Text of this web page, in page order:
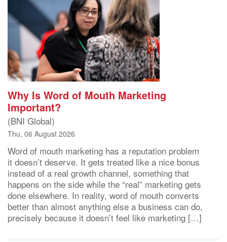
Why Is Word of Mouth Marketing
Important?
(BNI Global)
Thu, 06 August 2026
Word of mouth marketing has a reputation problem
it doesn’t deserve. It gets treated like a nice bonus
instead of a real growth channel, something that
happens on the side while the “real” marketing gets
done elsewhere. In reality, word of mouth converts
better than almost anything else a business can do,
precisely because it doesn’t feel like marketing […]